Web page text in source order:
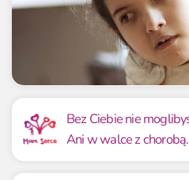
Mamy już
461 108.80 zł
41.92%
Bez Ciebie nie
Ani w walce z chorobą.